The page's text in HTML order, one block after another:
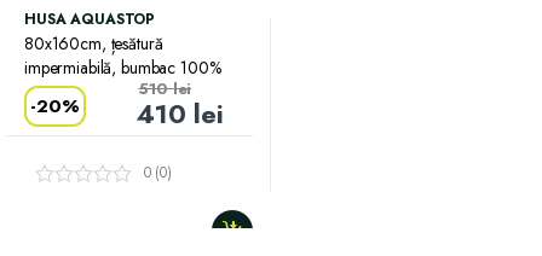
HUSA AQUASTOP
80x160cm, țesătură
impermiabilă, bumbac 100%
-20% 410 lei
510lei
0 (0)